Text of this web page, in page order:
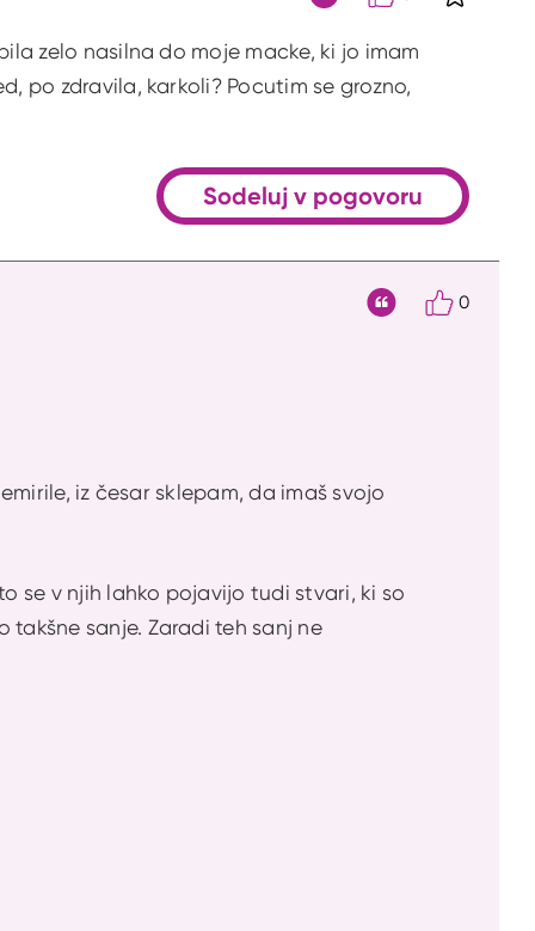
zelo nasilna do moje macke, ki jo imam
po zdravila, karkoli? Pocutim se grozno,
Sodeluj v pogovoru
iz česar sklepam, da imaš svojo
se v njih lahko pojavijo tudi stvari, ki so
takšne sanje. Zaradi teh sanj ne
0